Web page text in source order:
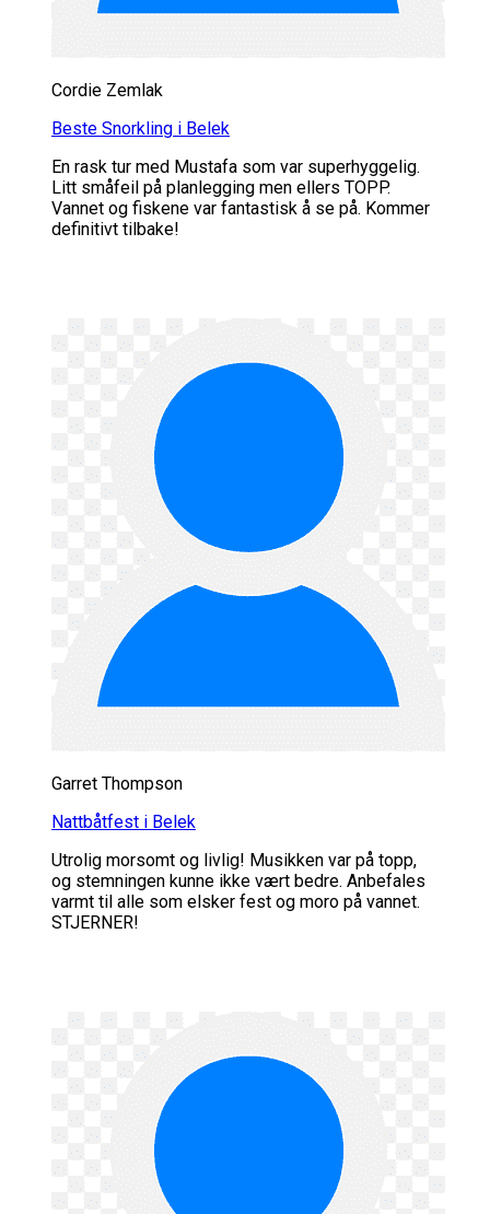
Cordie Zemlak
Beste Snorkling i Belek
En rask tur med Mustafa som var superhyggelig.
Litt småfeil på planlegging men ellers TOPP.
Vannet og fiskene var fantastisk å se på. Kommer
definitivt tilbake!
Garret Thompson
Nattbåtfest i Belek
Utrolig morsomt og livlig! Musikken var på topp,
og stemningen kunne ikke vært bedre. Anbefales
varmt til alle som elsker fest og moro på vannet.
STJERNER!